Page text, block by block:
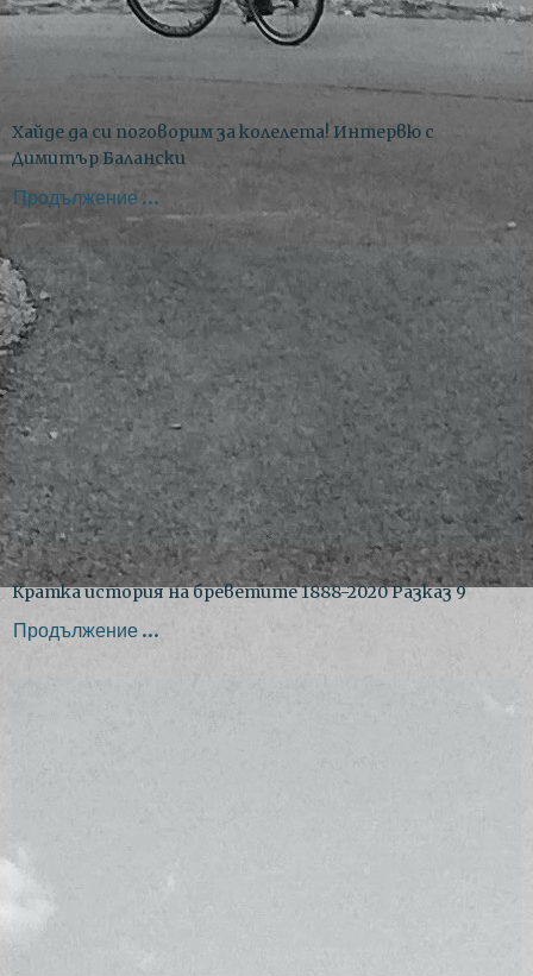
Хайде да си поговорим за колелета! Интервю с
Димитър Балански
Продължение ...
Кратка история на бреветите 1888-2020 Разказ 9
Продължение ...